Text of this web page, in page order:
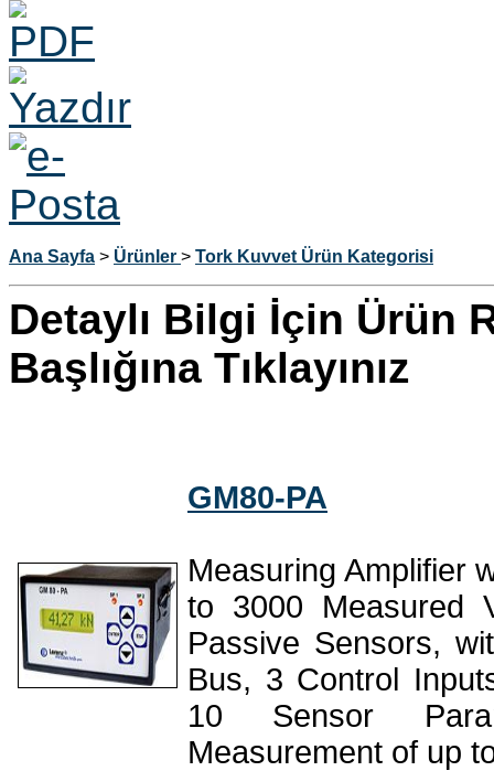
Ana Sayfa > Ürünler > Tork Kuvvet Ürün Kategorisi
Detaylı Bilgi İçin Ürün
Başlığına Tıklayınız
GM80-PA
Measuring Amplifier
to 3000 Measured
Passive Sensors,
Bus, 3 Control
10 Sensor
Measurement of up